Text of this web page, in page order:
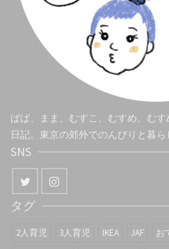
ぱぱ、まま、むすこ、むすめ、む
日記。東京の郊外でのんびりと暮ら
SNS
タグ
2人育児 3人育児 IKEA JAF お